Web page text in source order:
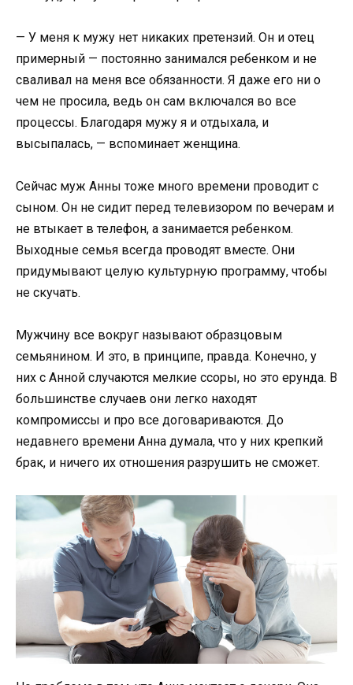
— У меня к мужу нет никаких претензий. Он и отец
примерный — постоянно занимался ребенком и не
сваливал на меня все обязанности. Я даже его ни о
чем не просила, ведь он сам включался во все
процессы. Благодаря мужу я и отдыхала, и
высыпалась, — вспоминает женщина.
Сейчас муж Анны тоже много времени проводит с
сыном. Он не сидит перед телевизором по вечерам и
не втыкает в телефон, а занимается ребенком.
Выходные семья всегда проводят вместе. Они
придумывают целую культурную программу, чтобы
не скучать.
Мужчину все вокруг называют образцовым
семьянином. И это, в принципе, правда. Конечно, у
них с Анной случаются мелкие ссоры, но это ерунда. В
большинстве случаев они легко находят
компромиссы и про все договариваются. До
недавнего времени Анна думала, что у них крепкий
брак, и ничего их отношения разрушить не сможет.